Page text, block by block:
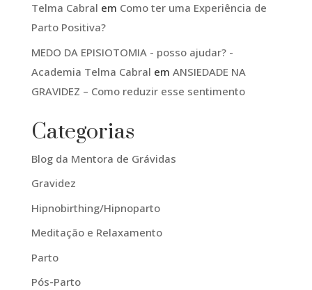
Telma Cabral em Como ter uma Experiência de
Parto Positiva?
MEDO DA EPISIOTOMIA - posso ajudar? -
Academia Telma Cabral em ANSIEDADE NA
GRAVIDEZ – Como reduzir esse sentimento
Categorias
Blog da Mentora de Grávidas
Gravidez
Hipnobirthing/Hipnoparto
Meditação e Relaxamento
Parto
Pós-Parto